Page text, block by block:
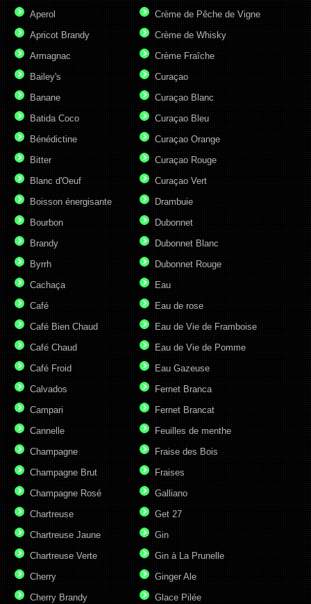
Aperol
Apricot Brandy
Armagnac
Bailey's
Banane
Batida Coco
Bénédictine
Bitter
Blanc d'Oeuf
Boisson énergisante
Bourbon
Brandy
Byrrh
Cachaça
Café
Café Bien Chaud
Café Chaud
Café Froid
Calvados
Campari
Cannelle
Champagne
Champagne Brut
Champagne Rosé
Chartreuse
Chartreuse Jaune
Chartreuse Verte
Cherry
Cherry Brandy
Crème de Pêche de Vigne
Crème de Whisky
Crème Fraîche
Curaçao
Curaçao Blanc
Curaçao Bleu
Curaçao Orange
Curaçao Rouge
Curaçao Vert
Drambuie
Dubonnet
Dubonnet Blanc
Dubonnet Rouge
Eau
Eau de rose
Eau de Vie de Framboise
Eau de Vie de Pomme
Eau Gazeuse
Fernet Branca
Fernet Brancat
Feuilles de menthe
Fraise des Bois
Fraises
Galliano
Get 27
Gin
Gin à La Prunelle
Ginger Ale
Glace Pilée